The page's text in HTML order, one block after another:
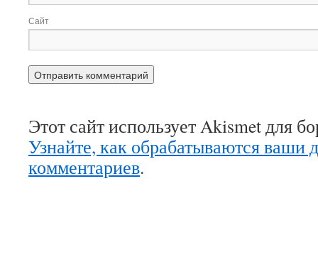
Сайт
Этот сайт использует Akismet для
Узнайте, как обрабатываются ваши
комментариев.